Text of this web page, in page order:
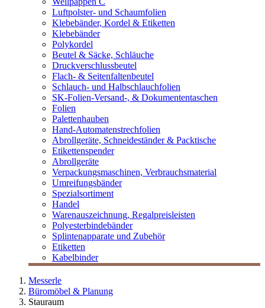
Luftpolster- und Schaumfolien
Klebebänder, Kordel & Etiketten
Klebebänder
Polykordel
Beutel & Säcke, Schläuche
Druckverschlussbeutel
Flach- & Seitenfaltenbeutel
Schlauch- und Halbschlauchfolien
SK-Folien-Versand-, & Dokumententaschen
Folien
Palettenhauben
Hand-Automatenstrechfolien
Abrollgeräte, Schneideständer & Packtische
Etikettenspender
Abrollgeräte
Verpackungsmaschinen, Verbrauchsmaterial
Umreifungsbänder
Spezialsortiment
Handel
Warenauszeichnung, Regalpreisleisten
Polyesterbindebänder
Splintenapparate und Zubehör
Etiketten
Kabelbinder
Messerle
Büromöbel & Planung
Stauraum